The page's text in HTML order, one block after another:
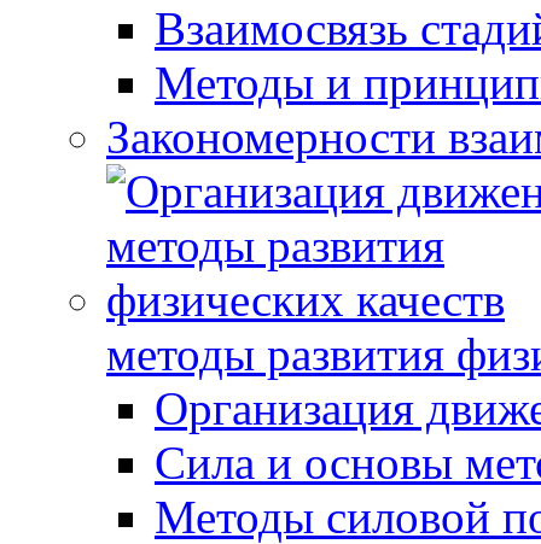
Взаимосвязь
Методы и
Закономерности
методы развития
Организация
Сила и основы
Методы силовой